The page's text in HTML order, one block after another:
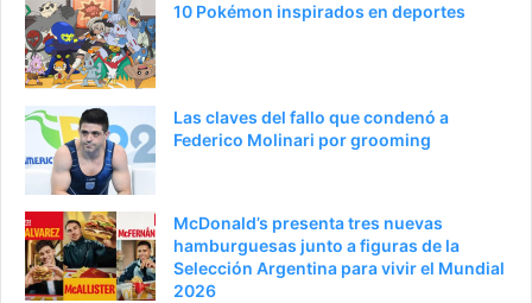
e
o
r
p
i
n
10 Pokémon inspirados en deportes
Las claves del fallo que condenó a
Federico Molinari por grooming
McDonald’s presenta tres nuevas
hamburguesas junto a figuras de la
Selección Argentina para vivir el Mundial
2026